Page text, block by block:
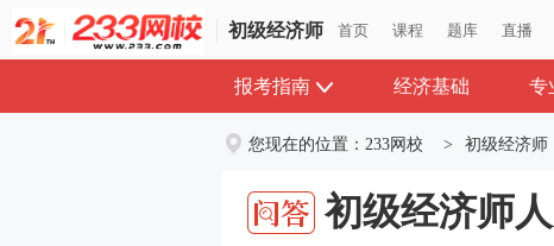
初级经济师 首页 课程 题库 直播
初级经济师 首页 课程 题库 直播
报考指南 经济基础 专
您现在的位置： 233网校 > 初级经济师
初级经济师